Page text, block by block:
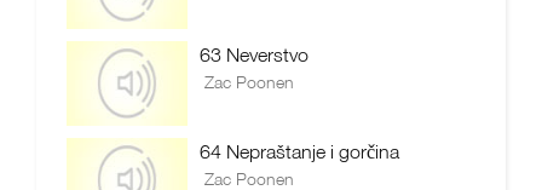
63 Neverstvo
Zac Poonen
64 Nepraštanje i gorčina
Zac Poonen